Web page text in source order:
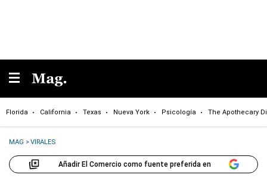
Florida California Texas Nueva York Psicología The Apothecary
MAG >VIRALES
Añadir El Comercio como fuente preferida en